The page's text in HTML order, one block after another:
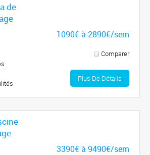
de
1090€ à 2890€/sem
Comparer
Plus De Détails
3390€ à 9490€/sem